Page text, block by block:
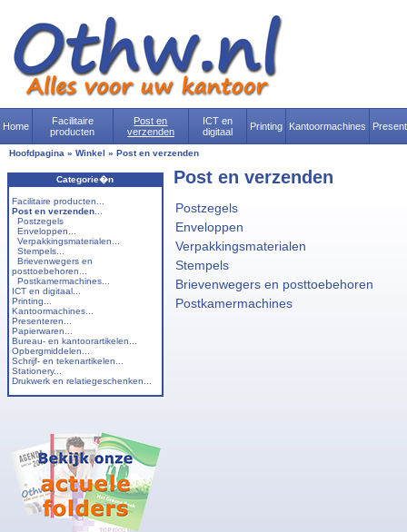
Home
Facilitaire
producten
Post en
verzenden
ICT en
digitaal
Printing Kantoormachines
Hoofdpagina » Winkel » Post en verzenden
Categorie�n
Facilitaire producten...
Post en verzenden
Postzegels
Enveloppen...
Verpakkingsmaterialen...
Stempels...
Brievenwegers en
posttoebehoren...
Postkamermachines...
ICT en digitaal...
Printing...
Kantoormachines...
Presenteren...
Papierwaren...
Bureau- en kantoorartikelen...
Opbergmiddelen...
Schrijf- en tekenartikelen...
Stationery...
Drukwerk en relatiegeschenken...
Post en verzenden
Postzegels
Enveloppen
Verpakkingsmaterialen
Stempels
Brievenwegers en posttoebehoren
Postkamermachines